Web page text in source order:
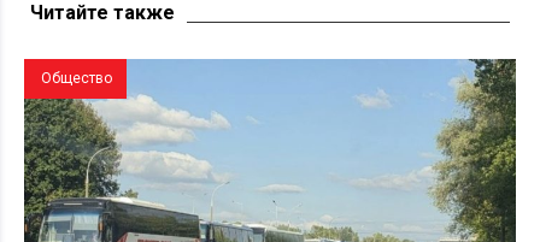
Читайте также
Общество